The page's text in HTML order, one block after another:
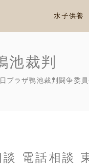
池裁判
プラザ鴨池裁判闘争委
水子供養
電話相談